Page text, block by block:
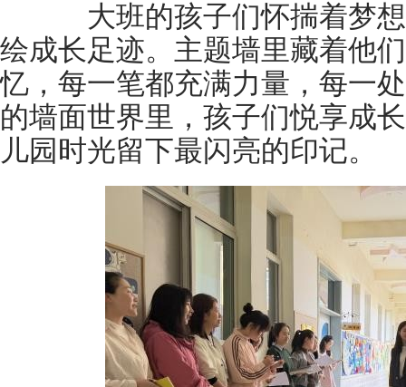
大班的孩子们怀揣着梦想
绘成长足迹。主题墙里藏着他
忆，每一笔都充满力量，每一
的墙面世界里，孩子们悦享成
儿园时光留下最闪亮的印记。